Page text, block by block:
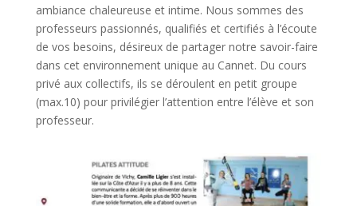
ambiance chaleureuse et intime. Nous sommes des
professeurs passionnés, qualifiés et certifiés à l’écoute
de vos besoins, désireux de partager notre savoir-faire
dans cet environnement unique au Cannet. Du cours
privé aux collectifs, ils se déroulent en petit groupe
(max.10) pour privilégier l’attention entre l’élève et son
professeur.